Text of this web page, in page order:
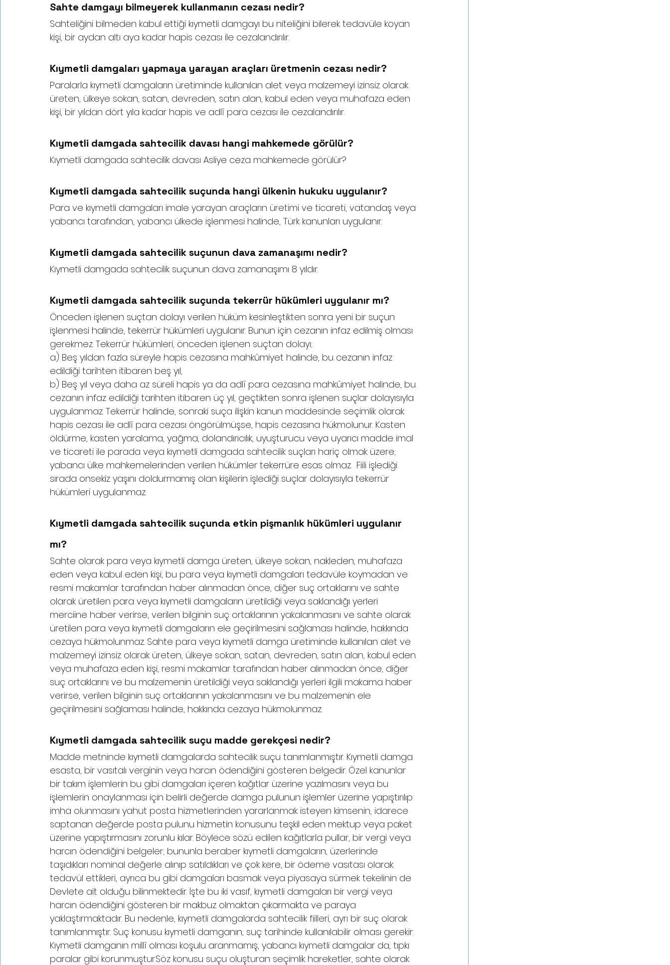
Sahte damgayı bilmeyerek kullanmanın cezası nedir?
Sahteliğini bilmeden kabul ettiği kıymetli damgayı bu niteliğini bilerek tedavüle koyan
kişi, bir aydan altı aya kadar hapis cezası ile cezalandırılır.
Kıymetli damgaları yapmaya yarayan araçları üretmenin cezası nedir?
Paralarla kıymetli damgaların üretiminde kullanılan alet veya malzemeyi izinsiz olarak
üreten, ülkeye sokan, satan, devreden, satın alan, kabul eden veya muhafaza eden
kişi, bir yıldan dört yıla kadar hapis ve adlî para cezası ile cezalandırılır.
Kıymetli damgada sahtecilik davası hangi mahkemede görülür?
Kıymetli damgada sahtecilik davası Asliye ceza mahkemede görülür?
Kıymetli damgada sahtecilik suçunda hangi ülkenin hukuku uygulanır?
Para ve kıymetli damgaları imale yarayan araçların üretimi ve ticareti, vatandaş veya
yabancı tarafından, yabancı ülkede işlenmesi halinde, Türk kanunları uygulanır.
Kıymetli damgada sahtecilik suçunun dava zamanaşımı nedir?
Kıymetli damgada sahtecilik suçunun dava zamanaşımı 8 yıldır.
Kıymetli damgada sahtecilik suçunda tekerrür hükümleri uygulanır mı?
Önceden işlenen suçtan dolayı verilen hüküm kesinleştikten sonra yeni bir suçun
işlenmesi halinde, tekerrür hükümleri uygulanır. Bunun için cezanın infaz edilmiş olması
gerekmez. Tekerrür hükümleri, önceden işlenen suçtan dolayı;
a) Beş yıldan fazla süreyle hapis cezasına mahkûmiyet halinde, bu cezanın infaz
edildiği tarihten itibaren beş yıl,
b) Beş yıl veya daha az süreli hapis ya da adlî para cezasına mahkûmiyet halinde, bu
cezanın infaz edildiği tarihten itibaren üç yıl, geçtikten sonra işlenen suçlar dolayısıyla
uygulanmaz. Tekerrür halinde, sonraki suça ilişkin kanun maddesinde seçimlik olarak
hapis cezası ile adlî para cezası öngörülmüşse, hapis cezasına hükmolunur. Kasten
öldürme, kasten yaralama, yağma, dolandırıcılık, uyuşturucu veya uyarıcı madde imal
ve ticareti ile parada veya kıymetli damgada sahtecilik suçları hariç olmak üzere;
yabancı ülke mahkemelerinden verilen hükümler tekerrüre esas olmaz.  Fiili işlediği
sırada onsekiz yaşını doldurmamış olan kişilerin işlediği suçlar dolayısıyla tekerrür
hükümleri uygulanmaz.
Kıymetli damgada sahtecilik suçunda etkin pişmanlık hükümleri uygulanır
mı?
Sahte olarak para veya kıymetli damga üreten, ülkeye sokan, nakleden, muhafaza
eden veya kabul eden kişi, bu para veya kıymetli damgaları tedavüle koymadan ve
resmi makamlar tarafından haber alınmadan önce, diğer suç ortaklarını ve sahte
olarak üretilen para veya kıymetli damgaların üretildiği veya saklandığı yerleri
merciine haber verirse, verilen bilginin suç ortaklarının yakalanmasını ve sahte olarak
üretilen para veya kıymetli damgaların ele geçirilmesini sağlaması halinde, hakkında
cezaya hükmolunmaz. Sahte para veya kıymetli damga üretiminde kullanılan alet ve
malzemeyi izinsiz olarak üreten, ülkeye sokan, satan, devreden, satın alan, kabul eden
veya muhafaza eden kişi, resmi makamlar tarafından haber alınmadan önce, diğer
suç ortaklarını ve bu malzemenin üretildiği veya saklandığı yerleri ilgili makama haber
verirse, verilen bilginin suç ortaklarının yakalanmasını ve bu malzemenin ele
geçirilmesini sağlaması halinde, hakkında cezaya hükmolunmaz.
Kıymetli damgada sahtecilik suçu madde gerekçesi nedir?
Madde metninde kıymetli damgalarda sahtecilik suçu tanımlanmıştır. Kıymetli damga
esasta, bir vasıtalı verginin veya harcın ödendiğini gösteren belgedir. Özel kanunlar
bir takım işlemlerin bu gibi damgaları içeren kağıtlar üzerine yazılmasını veya bu
işlemlerin onaylanması için belirli değerde damga pulunun işlemler üzerine yapıştırılıp
imha olunmasını yahut posta hizmetlerinden yararlanmak isteyen kimsenin, idarece
saptanan değerde posta pulunu hizmetin konusunu teşkil eden mektup veya paket
üzerine yapıştırmasını zorunlu kılar. Böylece sözü edilen kağıtlarla pullar, bir vergi veya
harcın ödendiğini belgeler; bununla beraber kıymetli damgaların, üzerlerinde
taşıdıkları nominal değerle alınıp satıldıkları ve çok kere, bir ödeme vasıtası olarak
tedavül ettikleri, ayrıca bu gibi damgaları basmak veya piyasaya sürmek tekelinin de
Devlete ait olduğu bilinmektedir. İşte bu iki vasıf, kıymetli damgaları bir vergi veya
harcın ödendiğini gösteren bir makbuz olmaktan çıkarmakta ve paraya
yaklaştırmaktadır. Bu nedenle, kıymetli damgalarda sahtecilik fiilleri, ayrı bir suç olarak
tanımlanmıştır. Suç konusu kıymetli damganın, suç tarihinde kullanılabilir olması gerekir.
Kıymetli damganın millî olması koşulu aranmamış, yabancı kıymetli damgalar da, tıpkı
paralar gibi korunmuştur.Söz konusu suçu oluşturan seçimlik hareketler, sahte olarak